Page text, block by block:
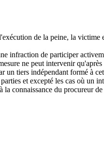
de la peine, la victime
infraction de participer
ne peut intervenir
tiers indépendant formé à
et excepté les cas où un
la connaissance du procureur